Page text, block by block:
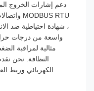
مثالية لمراقبة الضغط
النظافة. نحن
الكهربائي وربط العملية